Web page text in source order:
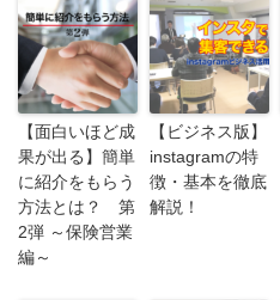
【面白いほど成
果が出る】簡単
に紹介をもらう
方法とは？ 第
2弾 ～保険営業
編～
【ビジネス版】
instagramの特
徴・基本を徹底
解説！